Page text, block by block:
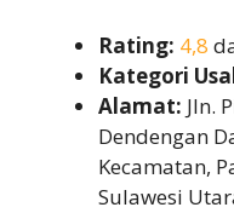
Rating: 4,8
Kategori
Alamat: Jln.
Dendengan
Kecamatan,
Sulawesi